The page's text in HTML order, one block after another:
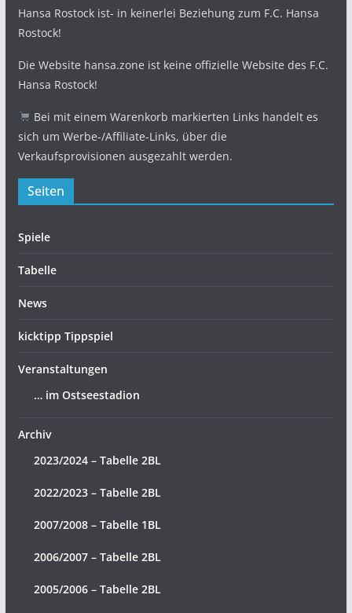
Hansa Rostock ist- in keinerlei Beziehung zum F.C. Hansa
Rostock!
Die Website hansa.zone ist keine offizielle Website des F.C.
Hansa Rostock!
Bei mit einem Warenkorb markierten Links handelt es
sich um Werbe-/Affiliate-Links, über die
Verkaufsprovisionen ausgezahlt werden.
Seiten
Spiele
Tabelle
News
kicktipp Tippspiel
Veranstaltungen
… im Ostseestadion
Archiv
2023/2024 – Tabelle 2BL
2022/2023 – Tabelle 2BL
2007/2008 – Tabelle 1BL
2006/2007 – Tabelle 2BL
2005/2006 – Tabelle 2BL